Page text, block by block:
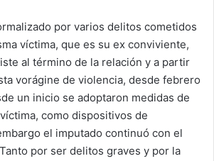
por varios delitos cometidos
víctima, que es su ex conviviente,
al término de la relación y a partir
vorágine de violencia, desde febrero
un inicio se adoptaron medidas de
como dispositivos de
el imputado continuó con el
por ser delitos graves y por la